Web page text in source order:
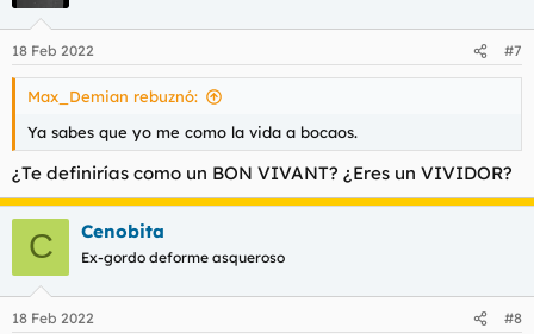
18 Feb 2022 #7
Max_Demian rebuznó:
Ya sabes que yo me como la vida a bocaos.
¿Te definirías como un BON VIVANT? ¿Eres un VIVIDOR?
C Cenobita
Ex-gordo deforme asqueroso
18 Feb 2022 #8